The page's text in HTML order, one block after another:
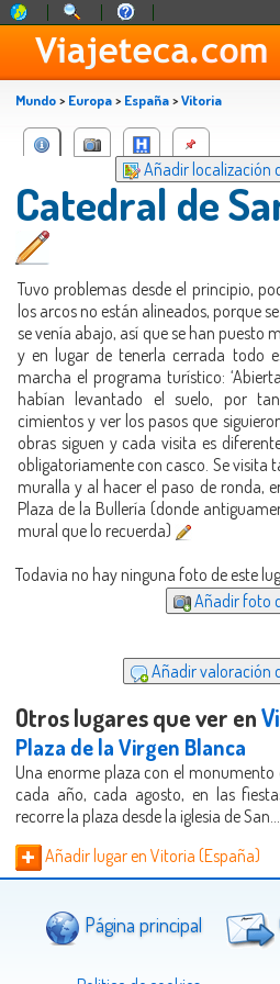
Mundo> Europa> España>Vitoria
Añadir localización
Catedral de
Tuvo problemas desde el principio,
los arcos no están alineados, porque
se venía abajo, así que se han puesto
y en lugar de tenerla cerrada todo
marcha el programa turístico:
habían levantado el suelo, por
cimientos y ver los pasos que
obras siguen y cada visita es
obligatoriamente con casco. Se visita
muralla y al hacer el paso de ronda,
Plaza de la Bullería (donde
mural que lo recuerda)
Todavia no hay ninguna foto de este
Añadir foto
Añadir valoración
Otros lugares que ver en
Plaza de la Virgen Blanca
Una enorme plaza con el
cada año, cada agosto, en las
recorre la plaza desde la iglesia de San...
Añadir lugar en Vitoria (España)
Página principal